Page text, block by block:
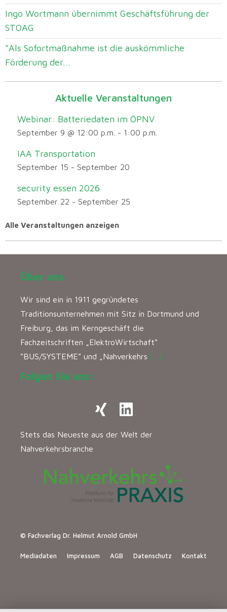
Ingo Wortmann übernimmt Geschäftsführung der
STOAG
“Als Sofortmaßnahme ist die auskömmliche
Förderung der...
Aktuelle Veranstaltungen
Webinar: Batteriedaten im ÖPNV
September 9 @ 12:00 p.m. - 1:00 p.m.
IAA Transportation
September 15 - September 20
security essen 2026
September 22 - September 25
Alle Veranstaltungen anzeigen
Über uns
Wir sind ein in 1911 gegründetes
Traditionsunternehmen mit Sitz in Dortmund und
Freiburg, das im Kerngeschäft die
Fachzeitschriften „ElektroWirtschaft“
“BUS/SYSTEME” und „Nahverkehrs […]
Folgen Sie uns:
Stets das Neueste aus der Welt der
Nahverkehrsbranche
© Fachverlag Dr. Helmut Arnold GmbH
Mediadaten Impressum AGB Datenschutz Kontakt